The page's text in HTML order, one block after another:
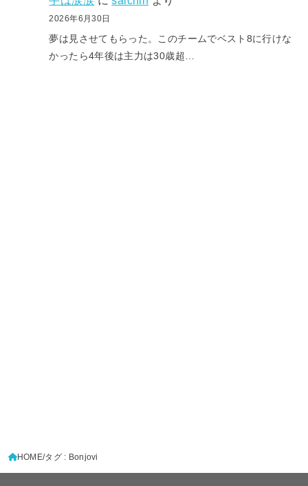
2026年6月30日
夢は見させてもらった。このチームでベスト8に行けな
かったら4年後は主力は30歳超…
HOME タグ : Bonjovi